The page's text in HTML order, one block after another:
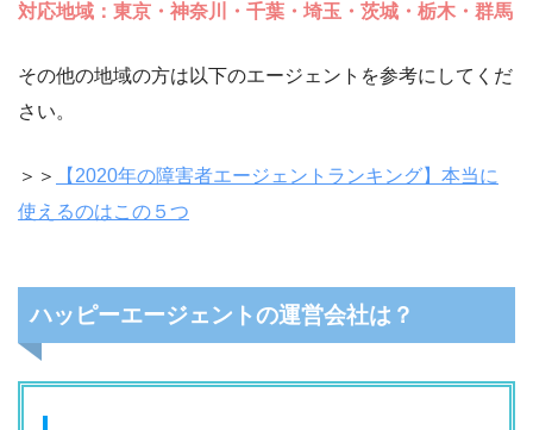
対応地域：東京・神奈川・千葉・埼玉・茨城・栃木・群馬
その他の地域の方は以下のエージェントを参考にしてくだ
さい。
＞＞
【2020年の障害者エージェントランキング】本当に
使えるのはこの５つ
ハッピーエージェントの運営会社は？